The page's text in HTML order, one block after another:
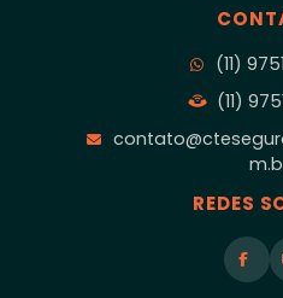
(11)
(11)
REDES